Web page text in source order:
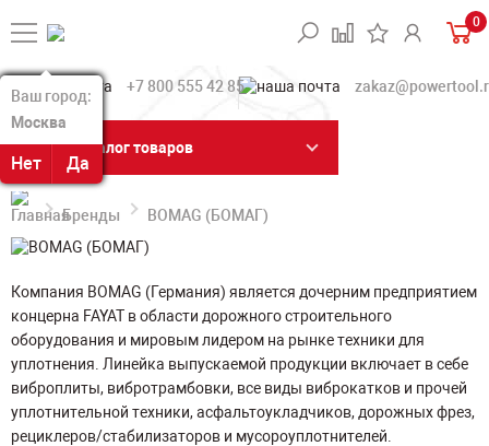
Ваш город:
Москва
Нет Да
Ваш город:
Москва
Нет Да
0
+7 800 555 42 85
Каталог товаров
Бренды BOMAG (БОМАГ)
Компания BOMAG (Германия) является дочерним предприятием
концерна FAYAT в области дорожного строительного
оборудования и мировым лидером на рынке техники для
уплотнения. Линейка выпускаемой продукции включает в себе
виброплиты, вибротрамбовки, все виды виброкатков и прочей
уплотнительной техники, асфальтоукладчиков, дорожных фрез,
рециклеров/стабилизаторов и мусороуплотнителей.